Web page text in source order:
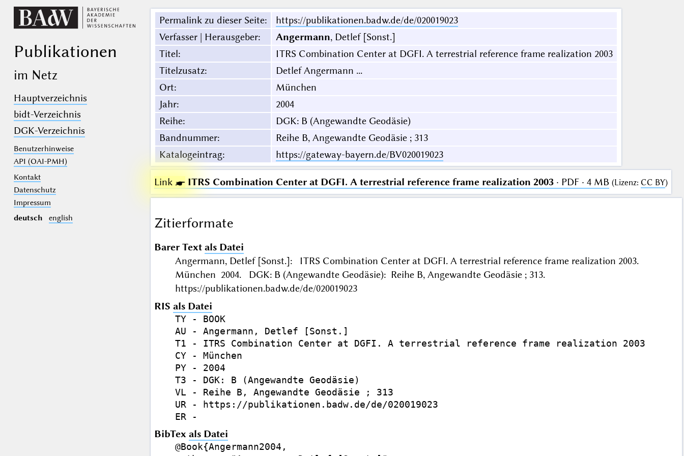
Publikationen
im Netz
Hauptverzeichnis
bidt-Verzeichnis
DGK-Verzeichnis
Benutzerhinweise
API (OAI-PMH)
Kontakt
Datenschutz
Impressum
deutsch
english
Permalink zu dieser Seite:
https://publikationen.badw.de/de/020019023
Verfasser | Herausgeber: Angermann, Detlef [Sonst.]
Titel:
ITRS Combination Center at DGFI. A terrestrial reference frame realization 2003
Titelzusatz:
Detlef Angermann ...
Ort:
München
Jahr:
2004
Reihe:
DGK: B (Angewandte Geodäsie)
Bandnummer:
Reihe B, Angewandte Geodäsie ; 313
Katalogeintrag: https://gateway-bayern.de/BV020019023
Link ☛ ITRS Combination Center at DGFI. A terrestrial reference frame realization 2003· PDF · 4 MB (Lizenz: CC BY)
Zitierformate
Barer Text als Datei
Angermann, Detlef [Sonst.]: ITRS Combination Center at DGFI. A terrestrial reference frame realization 2003.
München 2004. DGK: B (Angewandte Geodäsie): Reihe B, Angewandte Geodäsie ; 313.
https://publikationen.badw.de/de/020019023
RIS als Datei
TY - BOOK
AU - Angermann, Detlef [Sonst.]
T1 - ITRS Combination Center at DGFI. A terrestrial reference frame realization 2003
CY - München
PY - 2004
T3 - DGK: B (Angewandte Geodäsie)
VL - Reihe B, Angewandte Geodäsie ; 313
UR - https://publikationen.badw.de/de/020019023
BibTex als Datei
@Book{Angermann2004,